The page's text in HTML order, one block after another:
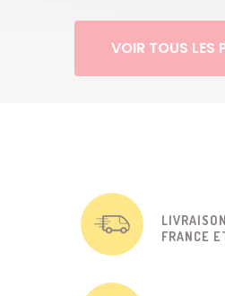
VOIR TOUS LES
FRANCE